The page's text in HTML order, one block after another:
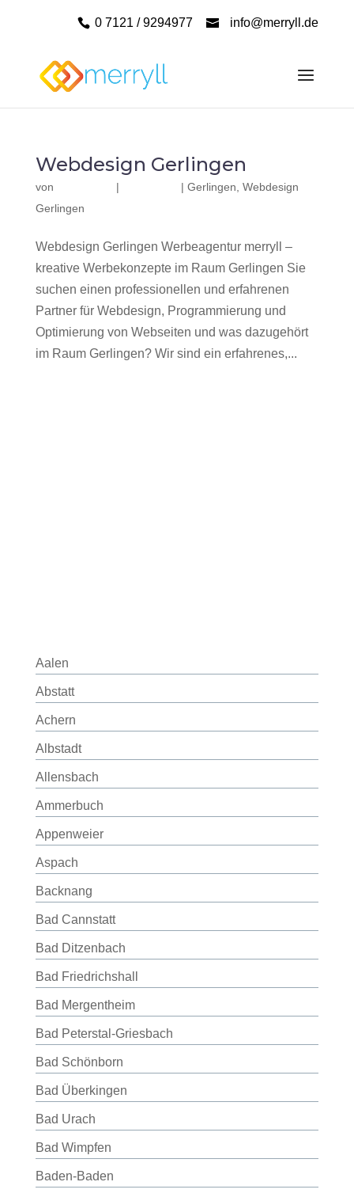
0 7121 / 9294977 info@merryll.de
Webdesign Gerlingen
von | | Gerlingen Webdesign
Gerlingen
Webdesign Gerlingen Werbeagentur merryll –
kreative Werbekonzepte im Raum Gerlingen Sie
suchen einen professionellen und erfahrenen
Partner für Webdesign, Programmierung und
Optimierung von Webseiten und was dazugehört
im Raum Gerlingen? Wir sind ein erfahrenes,...
Aalen
Abstatt
Achern
Albstadt
Allensbach
Ammerbuch
Appenweier
Aspach
Backnang
Bad Cannstatt
Bad Ditzenbach
Bad Friedrichshall
Bad Mergentheim
Bad Peterstal-Griesbach
Bad Schönborn
Bad Überkingen
Bad Urach
Bad Wimpfen
Baden-Baden